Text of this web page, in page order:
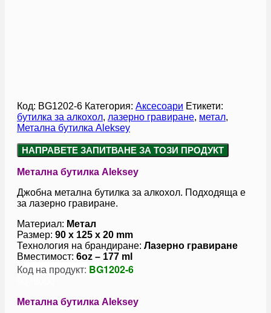
Код: BG1202-6 Категория: Аксесоари Етикети:
бутилка за алкохол, лазерно гравиране, метал,
Метална бутилка Aleksey
НАПРАВЕТЕ ЗАПИТВАНЕ ЗА ТОЗИ ПРОДУКТ
Метална бутилка Aleksey
Джобна метална бутилка за алкохол. Подходяща е
за лазерно гравиране.
Материал: Метал
Размер: 90 x 125 x 20 mm
Технология на брандиране: Лазерно гравиране
Вместимост: 6oz – 177 ml
Код на продукт: BG1202-6
Метална бутилка Aleksey